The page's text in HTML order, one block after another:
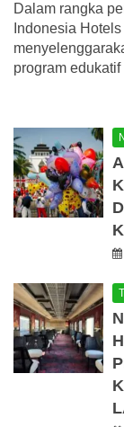
Dalam rangka
Indonesia
program edukatif